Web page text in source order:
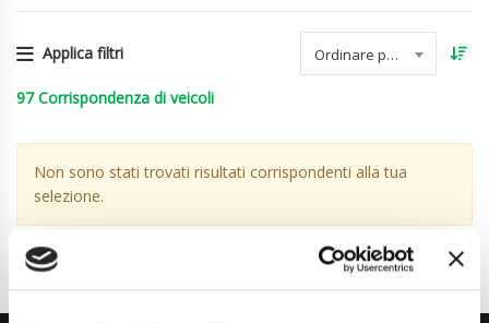
Applica filtri Ordinare per data
97 Corrispondenza di veicoli
Non sono stati trovati risultati corrispondenti alla tua
selezione.